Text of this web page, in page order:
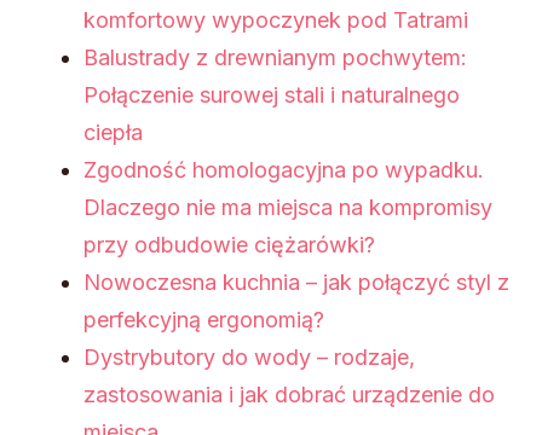
komfortowy wypoczynek pod Tatrami
Balustrady z drewnianym pochwytem:
Połączenie surowej stali i naturalnego
ciepła
Zgodność homologacyjna po wypadku.
Dlaczego nie ma miejsca na kompromisy
przy odbudowie ciężarówki?
Nowoczesna kuchnia – jak połączyć styl z
perfekcyjną ergonomią?
Dystrybutory do wody – rodzaje,
zastosowania i jak dobrać urządzenie do